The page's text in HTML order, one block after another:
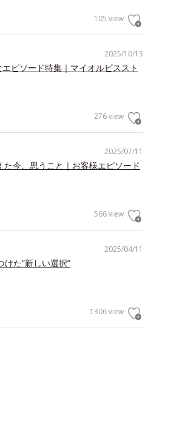
105 view
2025/10/13
ピソード特集｜マイオルビススト
276 view
2025/07/11
今、思うこと｜お客様エピソード
566 view
2025/04/11
た”新しい選択”
1306 view